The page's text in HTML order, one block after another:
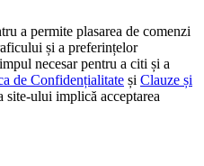
a permite plasarea de comenzi
și a preferințelor
necesar pentru a citi și a
de Confidențialitate și Clauze și
ului implică acceptarea